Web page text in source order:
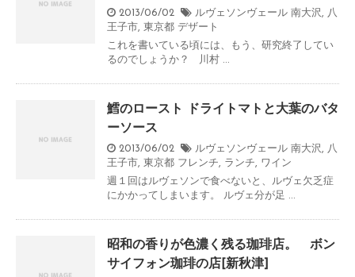
2013/06/02 ルヴェソンヴェール 南大沢 , 八
王子市, 東京都 デザート
これを書いている頃には、もう、研究終了してい
るのでしょうか？ 川村 ...
鱈のロースト ドライトマトと大葉のバタ
ーソース
2013/06/02 ルヴェソンヴェール 南大沢 , 八
王子市, 東京都 フレンチ, ランチ, ワイン
週１回はルヴェソンで食べないと、ルヴェ欠乏症
にかかってしまいます。 ルヴェ分が足 ...
昭和の香りが色濃く残る珈琲店。 ボン
サイフォン珈琲の店[新秋津]